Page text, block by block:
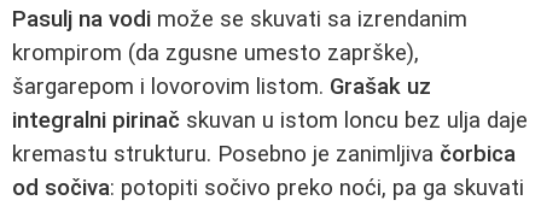
Pasulj na vodi može se skuvati sa izrendanim
krompirom (da zgusne umesto zaprške),
šargarepom i lovorovim listom. Grašak uz
integralni pirinač skuvan u istom loncu bez ulja daje
kremastu strukturu. Posebno je zanimljiva čorbica
od sočiva: potopiti sočivo preko noći, pa ga skuvati